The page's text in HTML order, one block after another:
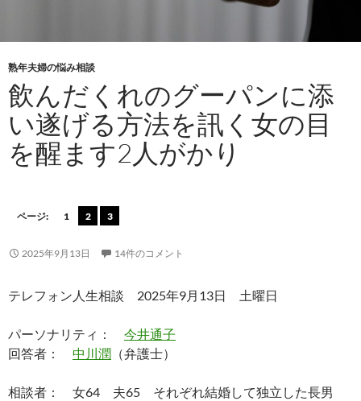
熟年夫婦の悩み相談
飲んだくれのグーパンに添
い遂げる方法を訊く女の目
を醒ます2人がかり
ページ: 1 2 3
2025年9月13日 14件のコメント
テレフォン人生相談 2025年9月13日 土曜日
パーソナリティ： 今井通子
回答者： 中川潤 （弁護士）
相談者： 女64 夫65 それぞれ結婚して独立した長男